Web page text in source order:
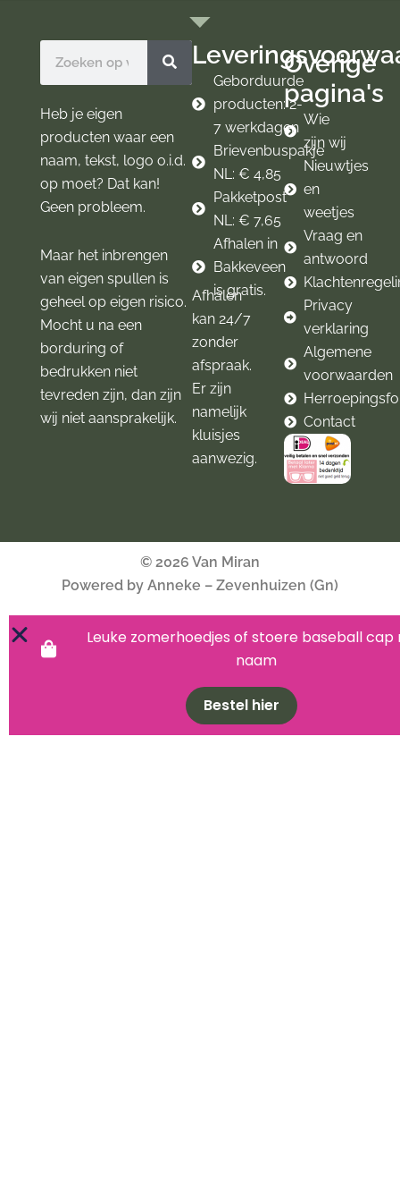
o
o
k
g
a
Heb je eigen
producten waar een
naam, tekst, logo o.i.d.
op moet? Dat kan!
Geen probleem.
Maar het inbrengen
van eigen spullen is
geheel op eigen risico.
Mocht u na een
borduring of
bedrukken niet
tevreden zijn, dan zijn
wij niet aansprakelijk.
Geborduurde
producten: 2-
7 werkdagen
Brievenbuspakje
NL: € 4,85
Pakketpost
NL: € 7,65
Afhalen in
Bakkeveen
is gratis.
Afhalen
kan 24/7
zonder
afspraak.
Er zijn
namelijk
kluisjes
aanwezig.
Overige
pagina's
Wie
zijn wij
Nieuwtjes
en
weetjes
Vraag en
antwoord
Privacy
verklaring
Algemene
voorwaarden
Contact
© 2026 Van Miran
Powered by Anneke – Zevenhuizen (Gn)
Leuke zomerhoedjes of stoere baseball cap
naam
Bestel hier